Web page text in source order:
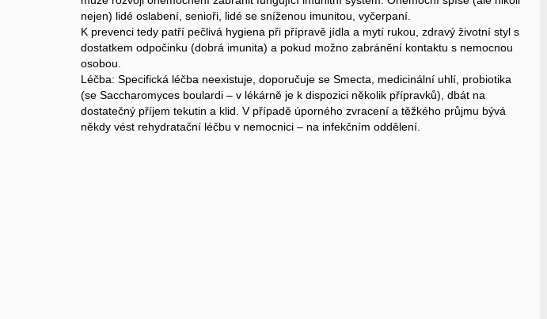
nejen) lidé oslabení, senioři, lidé se sníženou imunitou, vyčerpaní.
K prevenci tedy patří pečlivá hygiena při přípravě jídla a mytí rukou, zdravý životní styl s
dostatkem odpočinku (dobrá imunita) a pokud možno zabránění kontaktu s nemocnou
osobou.
Léčba: Specifická léčba neexistuje, doporučuje se Smecta, medicinální uhlí, probiotika
(se Saccharomyces boulardi – v lékárně je k dispozici několik přípravků), dbát na
dostatečný příjem tekutin a klid. V případě úporného zvracení a těžkého průjmu bývá
někdy vést rehydratační léčbu v nemocnici – na infekčním oddělení.